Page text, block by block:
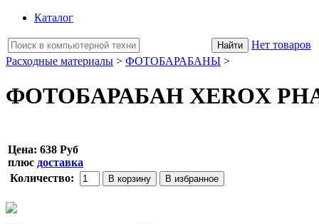
Каталог
Нет товаров
Расходные материалы > ФОТОБАРАБАНЫ >
ФОТОБАРАБАН XEROX
Цена: 638 Руб
плюс доставка
Количество: